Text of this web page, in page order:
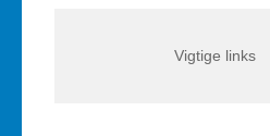
Vigtige links